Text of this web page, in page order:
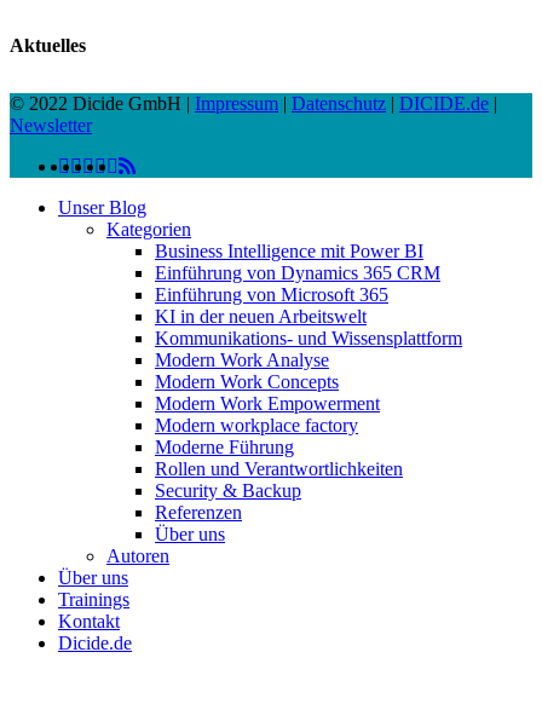
Aktuelles
© 2022 Dicide GmbH | Impressum | Datenschutz | DICIDE.de |
Newsletter
twitter
facebook
linkedinyoutube
RSS
instagram
spotify
vk
Close
Unser Blog
Kategorien
Business Intelligence mit Power BI
Einführung von Dynamics 365 CRM
Einführung von Microsoft 365
KI in der neuen Arbeitswelt
Kommunikations- und Wissensplattform
Modern Work Analyse
Modern Work Concepts
Modern Work Empowerment
Modern workplace factory
Moderne Führung
Rollen und Verantwortlichkeiten
Security & Backup
Referenzen
Über uns
Autoren
Über uns
Trainings
Kontakt
Dicide.de